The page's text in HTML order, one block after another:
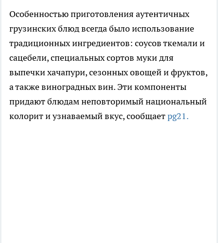
Особенностью приготовления аутентичных
грузинских блюд всегда было использование
традиционных ингредиентов: соусов ткемали и
сацебели, специальных сортов муки для
выпечки хачапури, сезонных овощей и фруктов,
а также виноградных вин. Эти компоненты
придают блюдам неповторимый национальный
колорит и узнаваемый вкус, сообщаетpg21.